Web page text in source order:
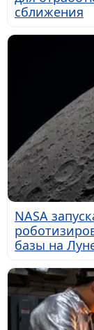
сближения
NASA
базы на